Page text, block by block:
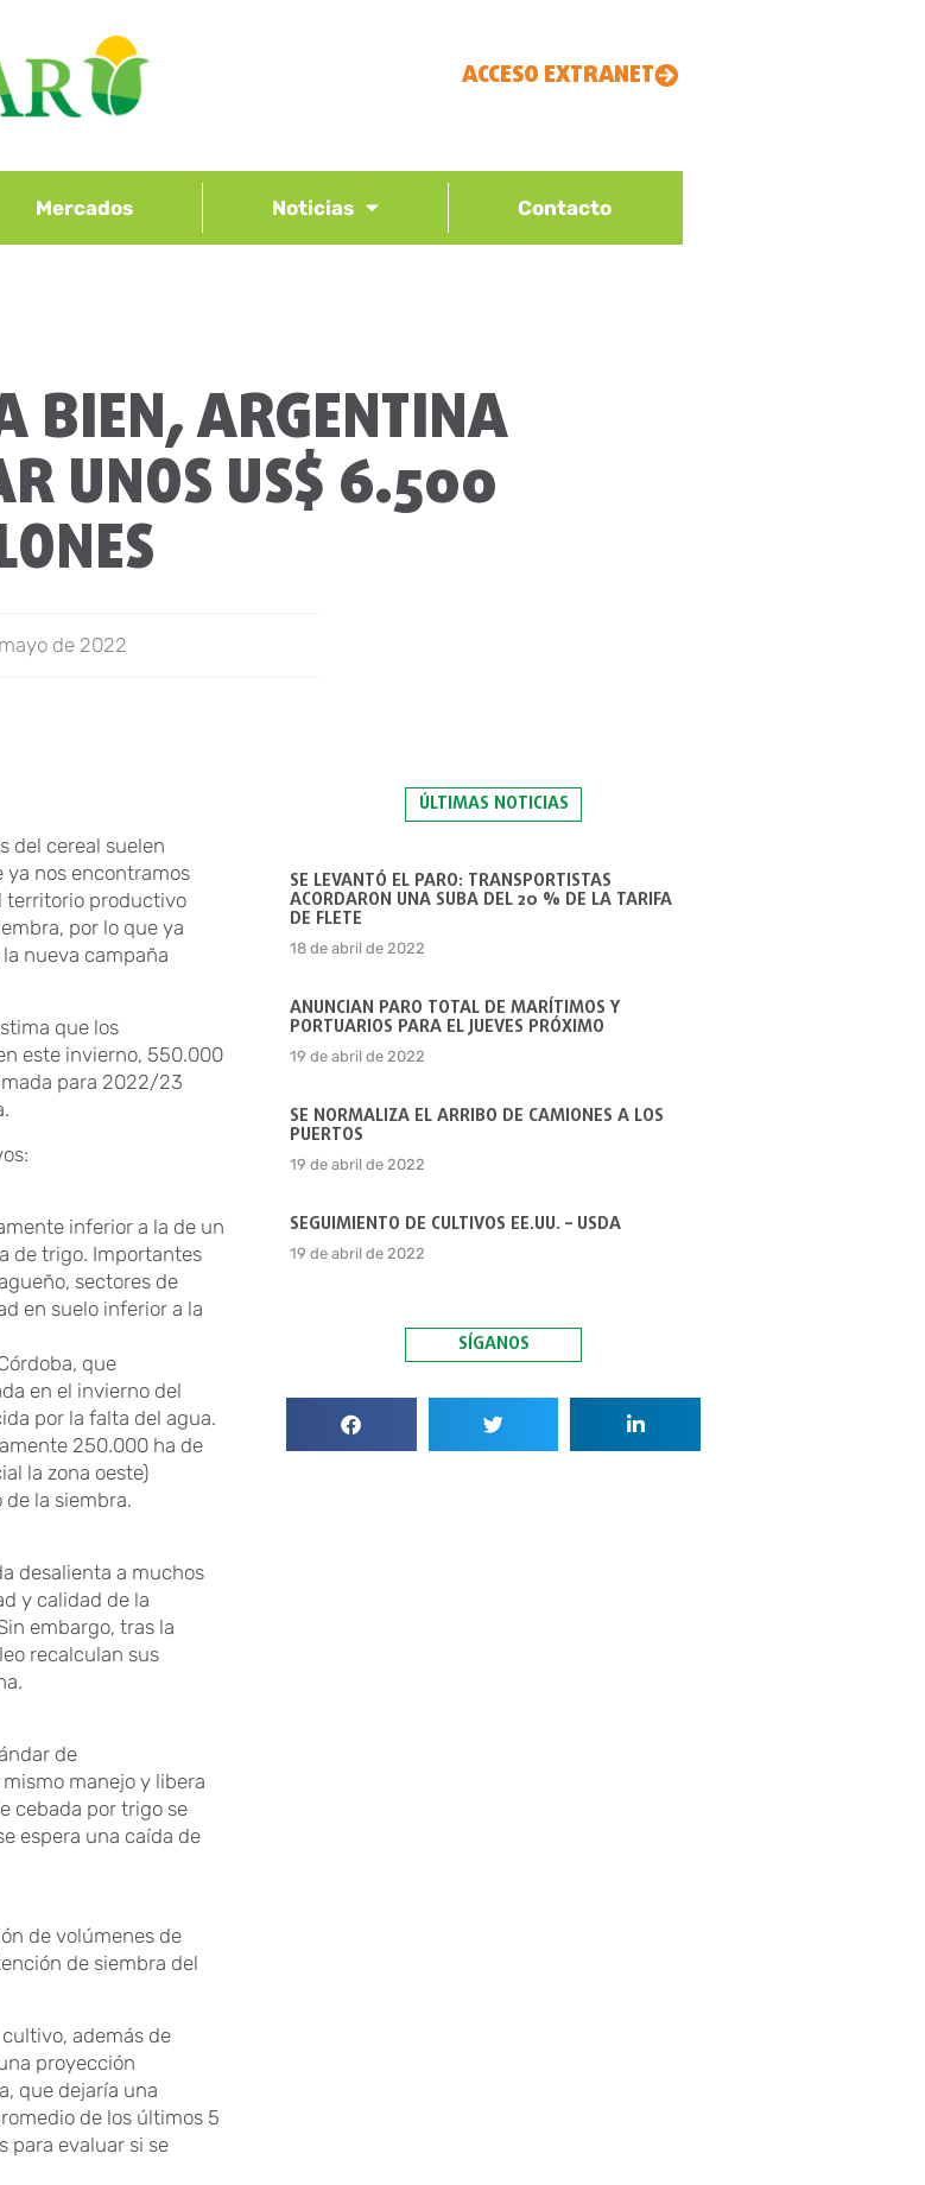
ACCESO EXTRANET
Mercados Noticias Contacto
BIEN, ARGENTINA
UNOS US$ 6.500
de 2022
del cereal suelen
ya nos encontramos
territorio productivo
por lo que ya
nueva campaña
que los
este invierno, 550.000
para 2022/23
inferior a la de un
de trigo. Importantes
sectores de
en suelo inferior a la
que
en el invierno del
por la falta del agua.
250.000 ha de
la zona oeste)
la siembra.
desalienta a muchos
y calidad de la
embargo, tras la
recalculan sus
de
manejo y libera
cebada por trigo se
espera una caída de
de volúmenes de
de siembra del
además de
proyección
que dejaría una
de los últimos 5
para evaluar si se
ÚLTIMAS NOTICIAS
SE LEVANTÓ EL PARO: TRANSPORTISTAS
ACORDARON UNA SUBA DEL 20 % DE LA TARIFA
DE FLETE
18 de abril de 2022
ANUNCIAN PARO TOTAL DE MARÍTIMOS Y
PORTUARIOS PARA EL JUEVES PRÓXIMO
19 de abril de 2022
SE NORMALIZA EL ARRIBO DE CAMIONES A LOS
PUERTOS
19 de abril de 2022
SEGUIMIENTO DE CULTIVOS EE.UU. – USDA
19 de abril de 2022
SÍGANOS